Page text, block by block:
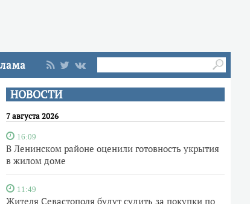
НОВОСТИ
7 августа 2026
16:09
В Ленинском районе оценили готовность укрытия
в жилом доме
11:49
Жителя Севастополя будут судить за покупки по